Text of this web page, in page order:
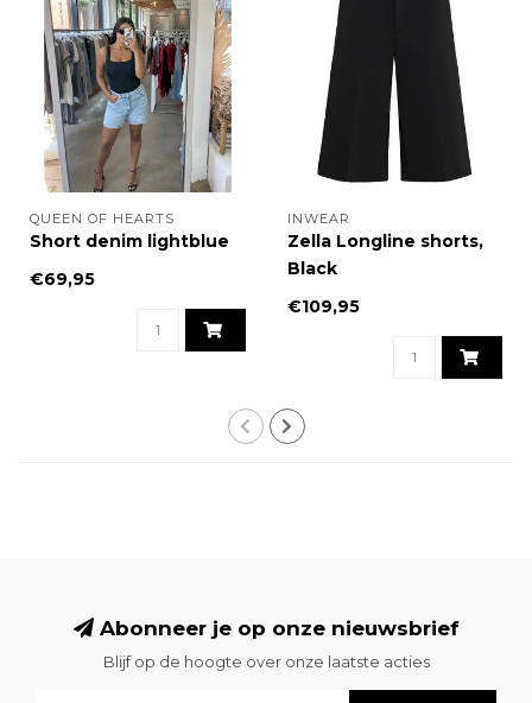
QUEEN OF HEARTS
Short denim lightblue
€69,95
INWEAR
Zella Longline shorts,
Black
€109,95
Abonneer je op onze nieuwsbrief
Blijf op de hoogte over onze laatste acties